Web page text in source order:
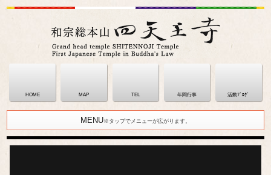
HOME MAP TEL 年間行事 活動ﾌﾞﾛｸﾞ
MENU※タップでメニューが広がります。